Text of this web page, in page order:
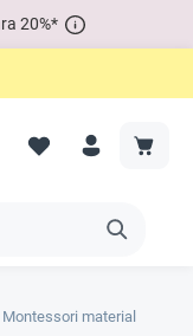
20%*
Montessori material